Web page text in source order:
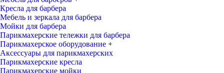
Кресла для барбера
Мебель и зеркала для барбера
Мойки для барбера
Парикмахерские тележки для барбера
Парикмахерское оборудование +
Аксессуары для парикмахерских
Парикмахерские кресла
Парикмахерские мойки